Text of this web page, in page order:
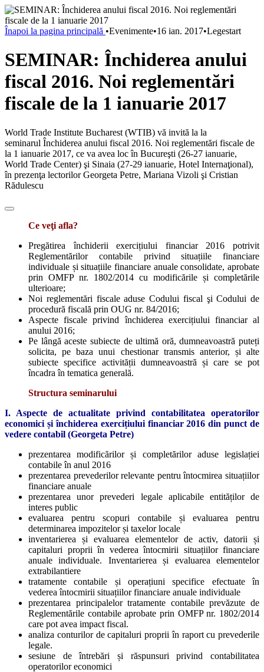
Înapoi la pagina principală •Evenimente•16 ian. 2017•Legestart
SEMINAR: Închiderea anului
fiscal 2016. Noi reglementări
fiscale de la 1 ianuarie 2017
World Trade Institute Bucharest (WTIB) vă invită la la
seminarul Închiderea anului fiscal 2016. Noi reglementări fiscale de
la 1 ianuarie 2017, ce va avea loc în Bucureşti (26-27 ianuarie,
World Trade Center) şi Sinaia (27-29 ianuarie, Hotel Internaţional),
în prezenţa lectorilor Georgeta Petre, Mariana Vizoli şi Cristian
Rădulescu
Ce veţi afla?
Pregătirea închiderii exercițiului financiar 2016 potrivit
Reglementărilor contabile privind situațiile financiare
individuale și situațiile financiare anuale consolidate, aprobate
prin OMFP nr. 1802/2014 cu modificările și completările
ulterioare;
Noi reglementări fiscale aduse Codului fiscal şi Codului de
procedură fiscală prin OUG nr. 84/2016;
Aspecte fiscale privind închiderea exercițiului financiar al
anului 2016;
Pe lângă aceste subiecte de ultimă oră, dumneavoastră puteți
solicita, pe baza unui chestionar transmis anterior, și alte
subiecte specifice activității dumneavoastră și care se pot
încadra în tematica generală.
Structura seminarului
I. Aspecte de actualitate privind contabilitatea operatorilor
economici și închiderea exercițiului financiar 2016 din punct de
vedere contabil (Georgeta Petre)
prezentarea modificărilor și completărilor aduse legislației
contabile în anul 2016
prezentarea prevederilor relevante pentru întocmirea situațiilor
financiare anuale
prezentarea unor prevederi legale aplicabile entităților de
interes public
evaluarea pentru scopuri contabile și evaluarea pentru
determinarea impozitelor și taxelor locale
inventarierea și evaluarea elementelor de activ, datorii și
capitaluri proprii în vederea întocmirii situațiilor financiare
anuale individuale. Inventarierea și evaluarea elementelor
extrabilantiere
tratamente contabile și operațiuni specifice efectuate în
vederea întocmirii situațiilor financiare anuale individuale
prezentarea principalelor tratamente contabile prevăzute de
Reglementările contabile aprobate prin OMFP nr. 1802/2014
care pot avea impact fiscal.
analiza conturilor de capitaluri proprii în raport cu prevederile
legale.
sesiune de întrebări și răspunsuri privind contabilitatea
operatorilor economici